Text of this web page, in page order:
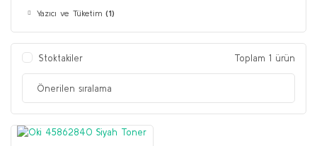
Yazıcı ve Tüketim (1)
Stoktakiler Toplam 1 ürün